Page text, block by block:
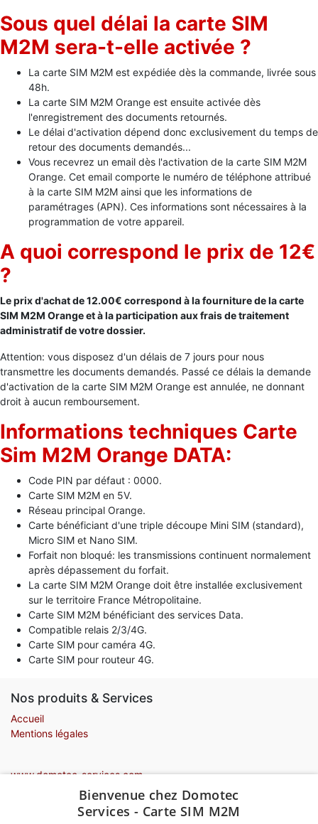
Sous quel délai la carte SIM
M2M sera-t-elle activée ?
La carte SIM M2M est expédiée dès la commande, livrée sous
48h.
La carte SIM M2M Orange est ensuite activée dès
l'enregistrement des documents retournés.
Le délai d'activation dépend donc exclusivement du temps de
retour des documents demandés...
Vous recevrez un email dès l'activation de la carte SIM M2M
Orange. Cet email comporte le numéro de téléphone attribué
à la carte SIM M2M ainsi que les informations de
paramétrages (APN). Ces informations sont nécessaires à la
programmation de votre appareil.
A quoi correspond le prix de 12€
?
Le prix d'achat de 12.00€ correspond à la fourniture de la carte
SIM M2M Orange et à la participation auxfrais de traitement
administratif de votre dossier.
Attention: vous disposez d'un délais de 7 jours pour nous
transmettre les documents demandés. Passé ce délais la demande
d'activation de la carte SIM M2M Orange est annulée, ne donnant
droit à aucun remboursement.
Informations techniques Carte
Sim M2M Orange DATA:
Code PIN par défaut : 0000.
Carte SIM M2M en 5V.
Réseau principal Orange.
Carte bénéficiant d'une triple découpe Mini SIM (standard),
Micro SIM et Nano SIM.
Forfait non bloqué: les transmissions continuent normalement
après dépassement du forfait.
La carte SIM M2M Orange doit être installée exclusivement
sur le territoire France Métropolitaine.
Carte SIM M2M bénéficiant des services Data.
Compatible relais 2/3/4G.
Carte SIM pour caméra 4G.
Carte SIM pour routeur 4G.
Nos produits & Services
Accueil
Mentions légales
www.domotec-services.com
Contactez-nousBienvenue chez Domotec
Services - Carte SIM M2M